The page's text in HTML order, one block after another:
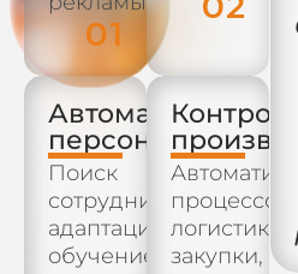
01
Автоматизация
персонала
Поиск
сотрудников,
адаптация,
обучение,
Контроль
процессов,
логистика,
закупки,